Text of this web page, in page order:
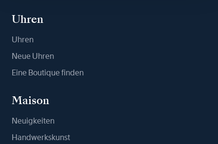
Uhren
Uhren
Neue Uhren
Eine Boutique finden
Maison
Neuigkeiten
Handwerkskunst